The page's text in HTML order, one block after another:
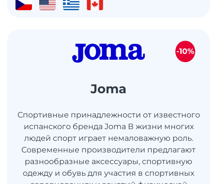
Joma
Спортивные принадлежности от известного
испанского бренда Joma В жизни многих
людей спорт играет немаловажную роль.
Современные производители предлагают
разнообразные аксессуары, спортивную
одежду и обувь для участия в спортивных
-10%